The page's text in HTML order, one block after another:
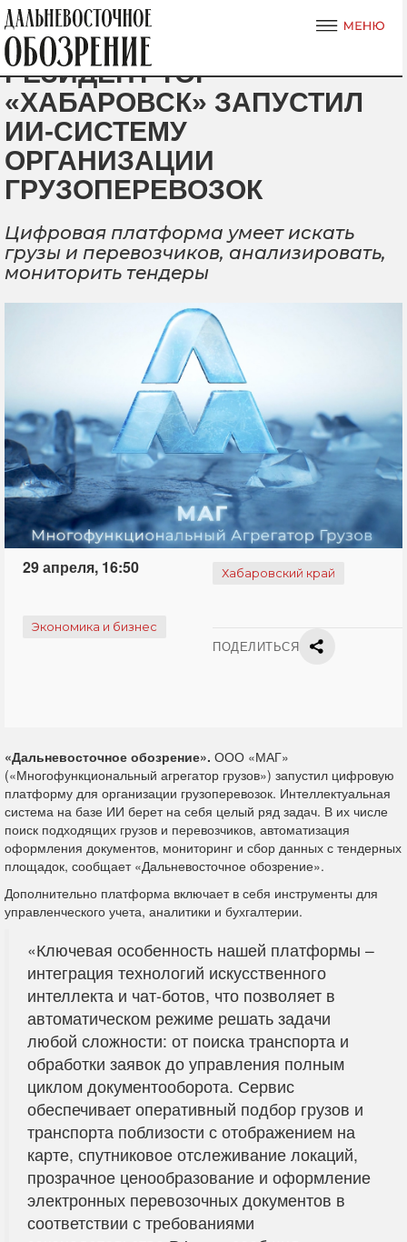
РЕЗИДЕНТ ТОР
«ХАБАРОВСК» ЗАПУСТИЛ
ИИ-СИСТЕМУ
ОРГАНИЗАЦИИ
ГРУЗОПЕРЕВОЗОК
Цифровая платформа умеет искать
грузы и перевозчиков, анализировать,
мониторить тендеры
29 апреля, 16:50 Хабаровский край
Экономика и бизнес
ПОДЕЛИТЬСЯ
«Дальневосточное обозрение». ООО «МАГ»
(«Многофункциональный агрегатор грузов») запустил цифровую
платформу для организации грузоперевозок. Интеллектуальная
система на базе ИИ берет на себя целый ряд задач. В их числе
поиск подходящих грузов и перевозчиков, автоматизация
оформления документов, мониторинг и сбор данных с тендерных
площадок, сообщает «Дальневосточное обозрение».
Дополнительно платформа включает в себя инструменты для
управленческого учета, аналитики и бухгалтерии.
«Ключевая особенность нашей платформы –
интеграция технологий искусственного
интеллекта и чат-ботов, что позволяет в
автоматическом режиме решать задачи
любой сложности: от поиска транспорта и
обработки заявок до управления полным
циклом документооборота. Сервис
обеспечивает оперативный подбор грузов и
транспорта поблизости с отображением на
карте, спутниковое отслеживание локаций,
прозрачное ценообразование и оформление
электронных перевозочных документов в
соответствии с требованиями